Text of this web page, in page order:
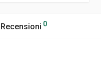
Recensioni 0